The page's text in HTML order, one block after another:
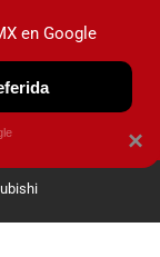
×
en Google